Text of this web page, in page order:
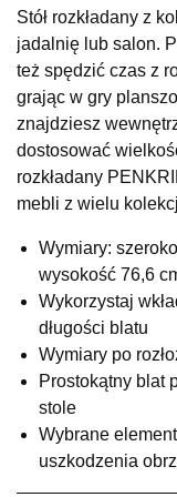
SALON
Salon meblowy
66-470
Nr tel.507103199
Godziny otwarcia
Pn-Pt: 10:00-
SALON
Salon meblowy
UL.BASZTOWA 3
76-100 SŁAWNO
Nr tel.502668736
Adres e-mail:
Stół rozkładany z
jadalnię lub salon.
też spędzić czas z
grając w gry
znajdziesz
dostosować
rozkładany
mebli z wielu
Wymiary:
wysokość 76,6
Wykorzystaj
długości blatu
Wymiary po
Prostokątny blat
stole
Wybrane
uszkodzenia